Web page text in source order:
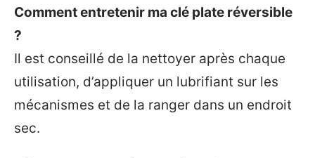
Comment entretenir ma clé plate réversible
?
Il est conseillé de la nettoyer après chaque
utilisation, d’appliquer un lubrifiant sur les
mécanismes et de la ranger dans un endroit
sec.